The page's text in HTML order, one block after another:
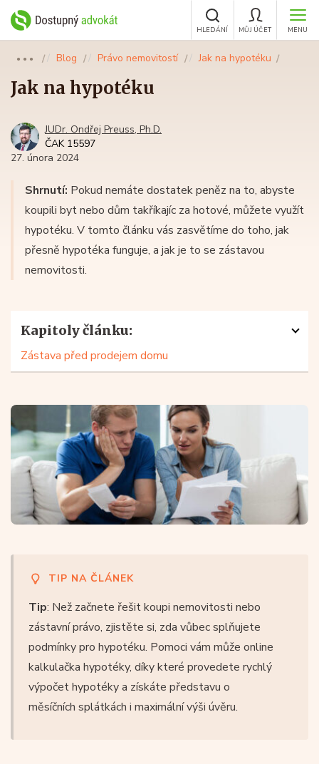
MENU
MŮJ ÚČET
HLEDÁNÍ
●●● Blog Právo nemovitostí Jak na hypotéku
Jak na hypotéku
JUDr. Ondřej Preuss, Ph.D.
ČAK 15597
27. února 2024
Shrnutí: Pokud nemáte dostatek peněz na to, abyste
koupili byt nebo dům takříkajíc za hotové, můžete využít
hypotéku. V tomto článku vás zasvětíme do toho, jak
přesně hypotéka funguje, a jak je to se zástavou
nemovitosti.
Kapitoly článku:
Zástava před prodejem domu
seznamte se s podmínkami pro hypotéku, které si
jednotlivé banky stanovují. Zjistěte si také, na jak
vysokou hypotéku (pokud vůbec) dosáhnete. K tomu
vám může pomoci jednoduchý výpočet hypotéky –
ideálně pomocí online kalkulačky hypotéky, která vám
ukáže orientační výši splátek podle vaší bonity, výše
příjmu a dalších parametrů. Jednou z hlavních podmínek
věk – čím vyšší je, tím horší podmínky a menší
pravděpodobnost schválení úvěru.
Výpočet hypotéky před koupí:
Kolik si vlastně můžete dovolit?
Mnoho lidí se do hledání nemovitosti pouští bez toho,
TIP NA ČLÁNEK
Tip: Než začnete řešit koupi nemovitosti nebo
zástavní právo, zjistěte si, zda vůbec splňujete
podmínky pro hypotéku. Pomoci vám může online
kalkulačka hypotéky, díky které provedete rychlý
výpočet hypotéky a získáte představu o
měsíčních splátkách i maximální výši úvěru.